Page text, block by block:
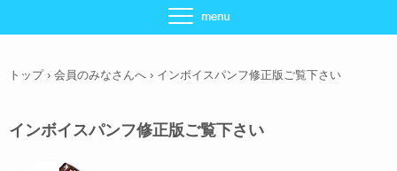
トップ › 会員のみなさんへ › インボイスパンフ修正版ご覧下さい
インボイスパンフ修正版ご覧下さい